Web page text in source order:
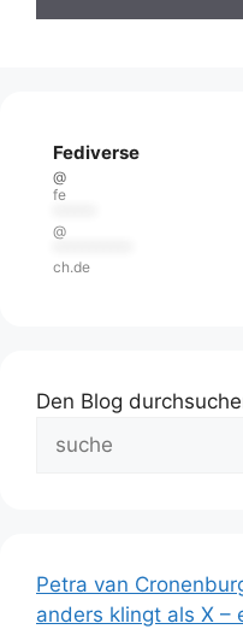
Fediverse
@
fe
@
ch.de
Den Blog
Petra van
anders klingt als X –